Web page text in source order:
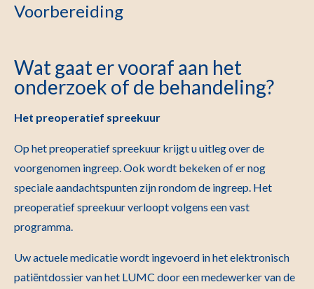
Voorbereiding
Wat gaat er vooraf aan het
onderzoek of de behandeling?
Het preoperatief spreekuur
Op het preoperatief spreekuur krijgt u uitleg over de
voorgenomen ingreep. Ook wordt bekeken of er nog
speciale aandachtspunten zijn rondom de ingreep. Het
preoperatief spreekuur verloopt volgens een vast
programma.
Uw actuele medicatie wordt ingevoerd in het elektronisch
patiëntdossier van het LUMC door een medewerker van de